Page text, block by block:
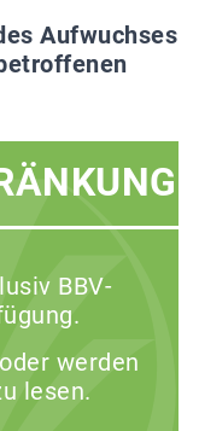
Aufwuchses
BBV-
werden
lesen.